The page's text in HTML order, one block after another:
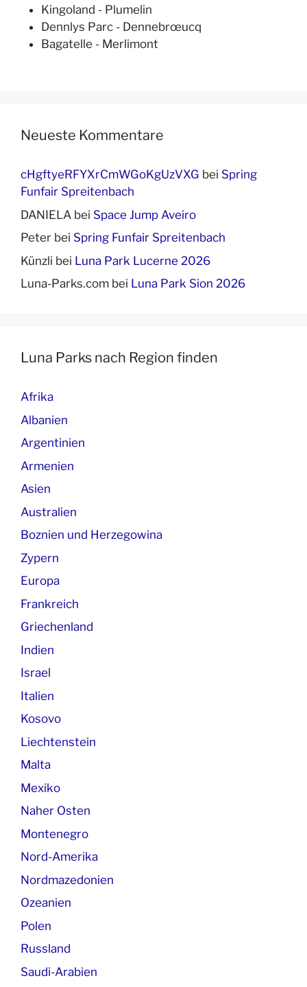
Kingoland - Plumelin
Dennlys Parc - Dennebrœucq
Bagatelle - Merlimont
Neueste Kommentare
cHgftyeRFYXrCmWGoKgUzVXG bei Spring
Funfair Spreitenbach
DANIELA bei Space Jump Aveiro
Peter bei Spring Funfair Spreitenbach
Künzli bei Luna Park Lucerne 2026
Luna-Parks.com bei Luna Park Sion 2026
Luna Parks nach Region finden
Afrika
Albanien
Argentinien
Armenien
Asien
Australien
Boznien und Herzegowina
Zypern
Europa
Frankreich
Griechenland
Indien
Israel
Italien
Kosovo
Liechtenstein
Malta
Mexiko
Naher Osten
Montenegro
Nord-Amerika
Nordmazedonien
Ozeanien
Polen
Russland
Saudi-Arabien